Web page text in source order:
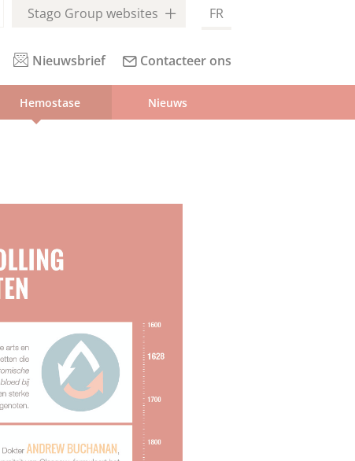
Stago Group websites FR
Nieuwsbrief Contacteer ons
Hemostase Nieuws